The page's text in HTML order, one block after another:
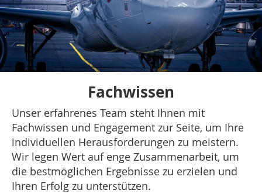
Fachwissen
Unser erfahrenes Team steht Ihnen mit
Fachwissen und Engagement zur Seite, um Ihre
individuellen Herausforderungen zu meistern.
Wir legen Wert auf enge Zusammenarbeit, um
die bestmöglichen Ergebnisse zu erzielen und
Ihren Erfolg zu unterstützen.